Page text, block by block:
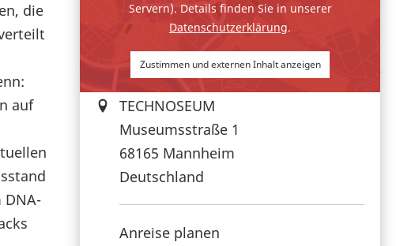
Servern). Details finden Sie in unserer
Datenschutzerklärung.
Zustimmen und externen Inhalt anzeigen
TECHNOSEUM
Museumsstraße 1
68165 Mannheim
Deutschland
Anreise planen
die
auf
DNA-